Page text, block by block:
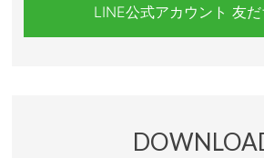
LINE公式アカウント 友